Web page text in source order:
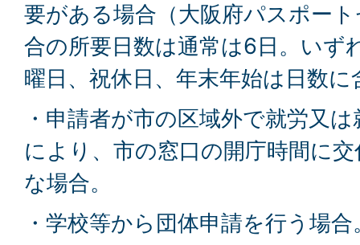
要がある場合（大阪府パスポー
合の所要日数は通常は6日。いず
曜日、祝休日、年末年始は日数
・申請者が市の区域外で就労又
により、市の窓口の開庁時間に
な場合。
・学校等から団体申請を行う場合